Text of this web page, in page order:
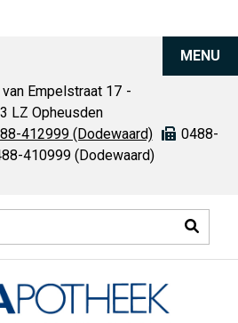
van Empelstraat 17
LZ Opheusden
412999 (Dodewaard) Fax:
0488-
410999 (Dodewaard)
MENU